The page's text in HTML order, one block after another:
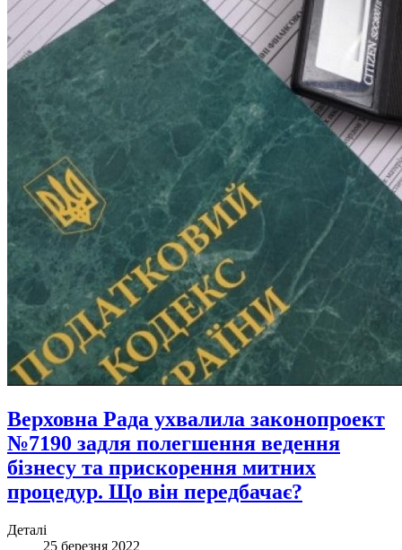
Верховна Рада ухвалила законопроект
№7190 задля полегшення ведення
бізнесу та прискорення митних
процедур. Що він передбачає?
Деталі
25 березня 2022